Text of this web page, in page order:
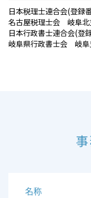
日本税理士連合会(登録
名古屋税理士会 岐阜北
日本行政書士連合会(登
岐阜県行政書士会 岐阜
名称